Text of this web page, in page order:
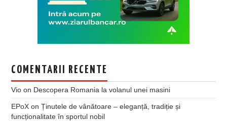
COMENTARII RECENTE
Vio on Descopera Romania la volanul unei masini
EPoX onȚinutele de vânătoare – eleganță, tradiție și
funcționalitate în sportul nobil